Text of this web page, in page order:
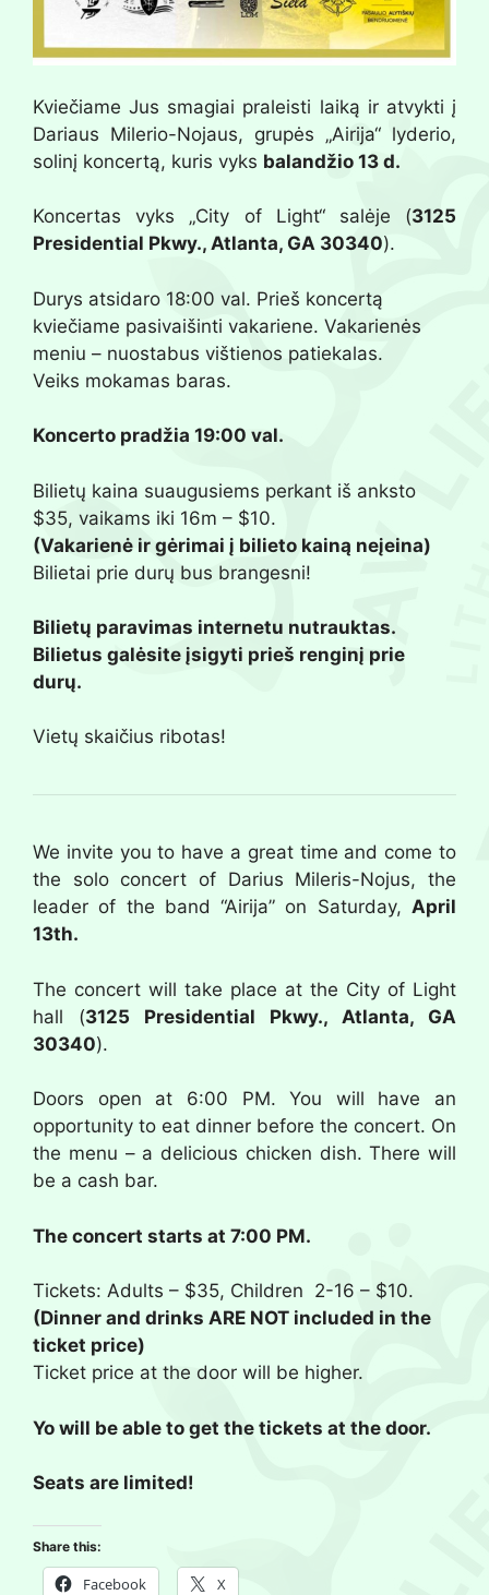
Kviečiame Jus smagiai praleisti laiką ir atvykti į
Dariaus Milerio-Nojaus, grupės „Airija“ lyderio,
solinį koncertą, kuris vyks balandžio 13 d.
Koncertas vyks „City of Light“ salėje (3125
Presidential Pkwy., Atlanta, GA 30340).
Durys atsidaro 18:00 val. Prieš koncertą
kviečiame pasivaišinti vakariene. Vakarienės
meniu – nuostabus vištienos patiekalas.
Veiks mokamas baras.
Koncerto pradžia 19:00 val.
Bilietų kaina suaugusiems perkant iš anksto
$35, vaikams iki 16m – $10.
(Vakarienė ir gėrimai į bilieto kainą neįeina)
Bilietai prie durų bus brangesni!
Bilietų paravimas internetu nutrauktas.
Bilietus galėsite įsigyti prieš renginį prie
durų.
Vietų skaičius ribotas!
We invite you to have a great time and come to
the solo concert of Darius Mileris-Nojus, the
leader of the band “Airija” on Saturday, April
13th.
The concert will take place at the City of Light
hall (3125 Presidential Pkwy., Atlanta, GA
30340).
Doors open at 6:00 PM. You will have an
opportunity to eat dinner before the concert. On
the menu – a delicious chicken dish. There will
be a cash bar.
The concert starts at 7:00 PM.
Tickets: Adults – $35, Children 2-16 – $10.
(Dinner and drinks ARE NOT included in the
ticket price)
Ticket price at the door will be higher.
Yo will be able to get the tickets at the door.
Seats are limited!
Share this:
Facebook X